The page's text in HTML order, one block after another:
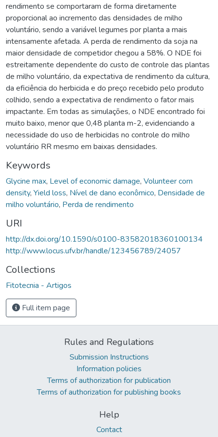
rendimento se comportaram de forma diretamente
proporcional ao incremento das densidades de milho
voluntário, sendo a variável legumes por planta a mais
intensamente afetada. A perda de rendimento da soja na
maior densidade de competidor chegou a 58%. O NDE foi
estreitamente dependente do custo de controle das plantas
de milho voluntário, da expectativa de rendimento da cultura,
da eficiência do herbicida e do preço recebido pelo produto
colhido, sendo a expectativa de rendimento o fator mais
impactante. Em todas as simulações, o NDE encontrado foi
muito baixo, menor que 0,48 planta m-2, evidenciando a
necessidade do uso de herbicidas no controle do milho
voluntário RR mesmo em baixas densidades.
Keywords
Glycine max, Level of economic damage, Volunteer corn
density, Yield loss, Nível de dano econômico, Densidade de
milho voluntário, Perda de rendimento
URI
http://dx.doi.org/10.1590/s0100-83582018360100134
http://www.locus.ufv.br/handle/123456789/24057
Collections
Fitotecnia - Artigos
Full item page
Rules and Regulations
Submission Instructions
Information policies
Terms of authorization for publication
Terms of authorization for publishing books
Help
Contact